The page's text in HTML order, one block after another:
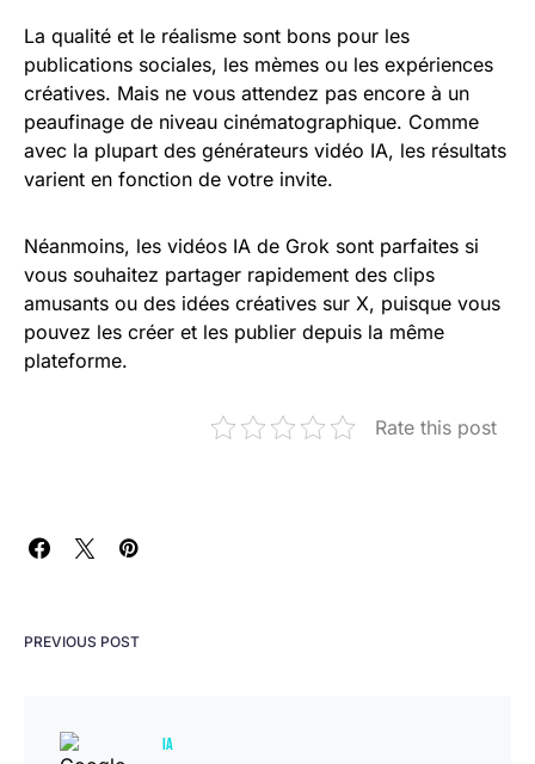
La qualité et le réalisme sont bons pour les
publications sociales, les mèmes ou les expériences
créatives. Mais ne vous attendez pas encore à un
peaufinage de niveau cinématographique. Comme
avec la plupart des générateurs vidéo IA, les résultats
varient en fonction de votre invite.
Néanmoins, les vidéos IA de Grok sont parfaites si
vous souhaitez partager rapidement des clips
amusants ou des idées créatives sur X, puisque vous
pouvez les créer et les publier depuis la même
plateforme.
Rate this post
PREVIOUS POST
IA